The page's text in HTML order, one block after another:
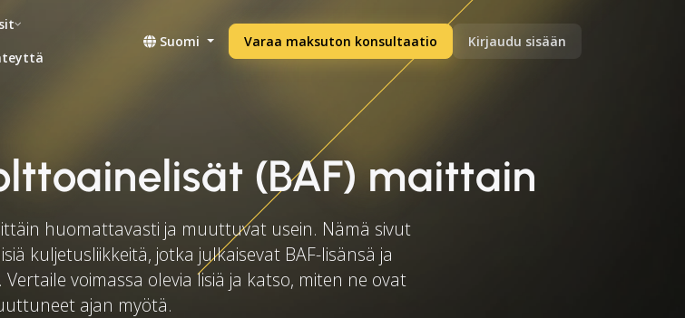
Suomi Varaa maksuton konsultaatio Kirjaudu sisään
(BAF) maittain
huomattavasti ja muuttuvat usein. Nämä sivut
kuljetusliikkeitä, jotka julkaisevat BAF-lisänsä ja
voimassa olevia lisiä ja katso, miten ne ovat
ajan myötä.